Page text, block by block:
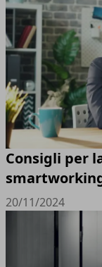
Consigli per
20/11/2024